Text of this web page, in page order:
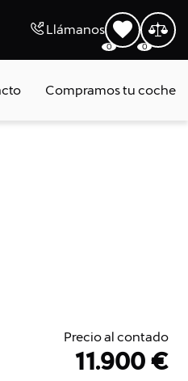
Llámanos
0 0
Compramos tu coche
Precio al contado
11.900 €